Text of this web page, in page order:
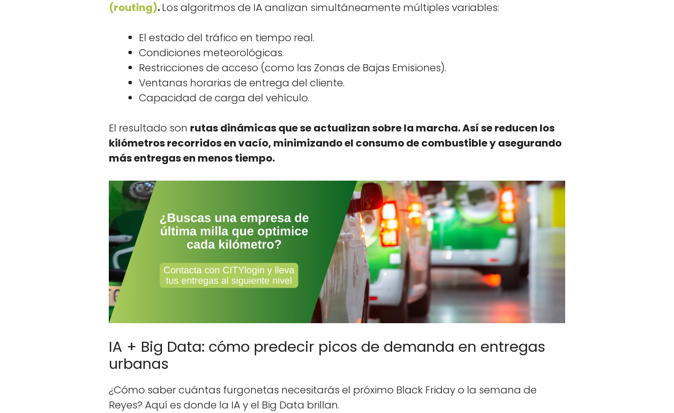
(rout­ing).Los algo­rit­mos de IA anal­izan simultánea­mente múlti­ples vari­ables:
El esta­do del trá­fi­co en tiem­po real.
Condi­ciones mete­o­rológ­i­cas.
Restric­ciones de acce­so (como las Zonas de Bajas Emi­siones).
Ven­tanas horarias de entre­ga del cliente.
Capaci­dad de car­ga del vehícu­lo.
El resul­ta­do son rutas dinámi­cas que se actu­al­izan sobre la mar­cha. Así se reducen los
kilómet­ros recor­ri­dos en vacío, min­i­mizan­do el con­sumo de com­bustible y ase­gu­ran­do
más entre­gas en menos tiem­po.
IA + Big Data: cómo predecir picos de demanda en entregas
urbanas
¿Cómo saber cuán­tas fur­gone­tas nece­si­tarás el próx­i­mo Black Fri­day o la sem­ana de
Reyes? Aquí es donde la IA y el Big Data bril­lan.